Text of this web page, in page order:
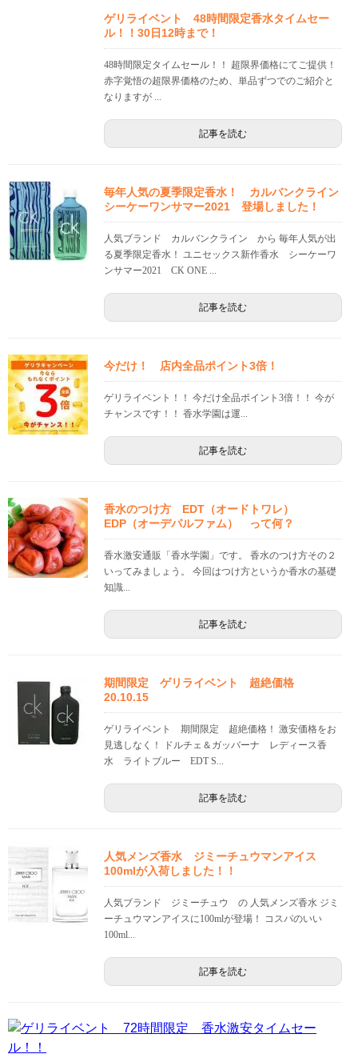
ゲリライベント 48時間限定香水タイムセー
ル！！30日12時まで！
48時間限定タイムセール！！ 超限界価格にてご提供！
赤字覚悟の超限界価格のため、単品ずつでのご紹介と
なりますが ...
記事を読む
毎年人気の夏季限定香水！ カルバンクライン
シーケーワンサマー2021 登場しました！
人気ブランド カルバンクライン から 毎年人気が出
る夏季限定香水！ ユニセックス新作香水 シーケーワ
ンサマー2021 CK ONE ...
記事を読む
今だけ！ 店内全品ポイント3倍！
ゲリライベント！！ 今だけ全品ポイント3倍！！ 今が
チャンスです！！ 香水学園は運...
記事を読む
香水のつけ方 EDT（オードトワレ）
EDP（オーデパルファム） って何？
香水激安通販「香水学園」です。 香水のつけ方その２
いってみましょう。 今回はつけ方というか香水の基礎
知識...
記事を読む
期間限定 ゲリライベント 超絶価格
20.10.15
ゲリライベント 期間限定 超絶価格！ 激安価格をお
見逃しなく！ ドルチェ＆ガッバーナ レディース香
水 ライトブルー EDT S...
記事を読む
人気メンズ香水 ジミーチュウマンアイス
100mlが入荷しました！！
人気ブランド ジミーチュウ の 人気メンズ香水 ジミ
ーチュウマンアイスに100mlが登場！ コスパのいい
100ml...
記事を読む